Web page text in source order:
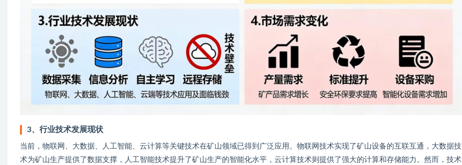
3、行业技术发展现状
当前，物联网、大数据、人工智能、云计算等关键技术在矿山领域已得到广泛应用。物联网技术实现了矿山设备的互联互通，大数据技
术为矿山生产提供了数据支撑，人工智能技术提升了矿山生产的智能化水平，云计算技术则提供了强大的计算和存储能力。然而，技术